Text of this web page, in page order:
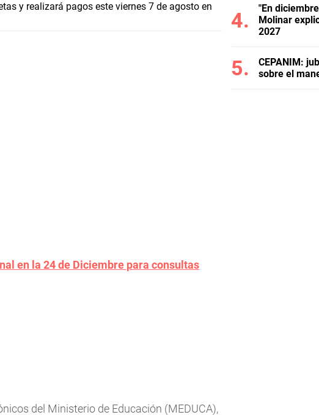
y realizará pagos este viernes 7 de agosto en
en la 24 de Diciembre para consultas
del Ministerio de Educación (MEDUCA),
"En
Molinar
2027
CEPANIM:
sobre el